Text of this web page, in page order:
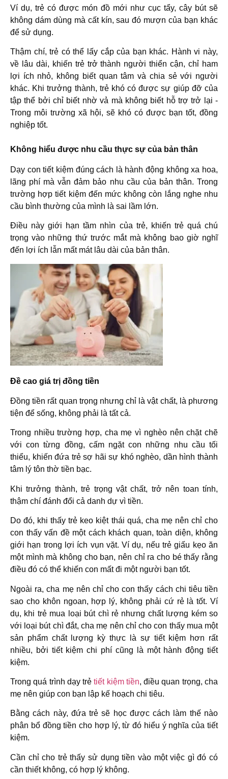
Ví dụ, trẻ có được món đồ mới như cục tẩy, cây bút sẽ
không dám dùng mà cất kín, sau đó mượn của bạn khác
để sử dụng.
Thậm chí, trẻ có thể lấy cắp của bạn khác. Hành vi này,
về lâu dài, khiến trẻ trở thành người thiển cận, chỉ ham
lợi ích nhỏ, không biết quan tâm và chia sẻ với người
khác. Khi trưởng thành, trẻ khó có được sự giúp đỡ của
tập thể bởi chỉ biết nhờ vả mà không biết hỗ trợ trở lại -
Trong môi trường xã hội, sẽ khó có được bạn tốt, đồng
nghiệp tốt.
Không hiểu được nhu cầu thực sự của bản thân
Dạy con tiết kiệm đúng cách là hành động không xa hoa,
lãng phí mà vẫn đảm bảo nhu cầu của bản thân. Trong
trường hợp tiết kiệm đến mức không còn lắng nghe nhu
cầu bình thường của mình là sai lầm lớn.
Điều này giới hạn tầm nhìn của trẻ, khiến trẻ quá chú
trọng vào những thứ trước mắt mà không bao giờ nghĩ
đến lợi ích lẫn mất mát lâu dài của bản thân.
Đề cao giá trị đồng tiền
Đồng tiền rất quan trọng nhưng chỉ là vật chất, là phương
tiện để sống, không phải là tất cả.
Trong nhiều trường hợp, cha mẹ vì nghèo nên chặt chẽ
với con từng đồng, cấm ngặt con những nhu cầu tối
thiểu, khiến đứa trẻ sợ hãi sự khó nghèo, dần hình thành
tâm lý tôn thờ tiền bạc.
Khi trưởng thành, trẻ trọng vật chất, trở nên toan tính,
thậm chí đánh đổi cả danh dự vì tiền.
Do đó, khi thấy trẻ keo kiệt thái quá, cha mẹ nên chỉ cho
con thấy vấn đề một cách khách quan, toàn diện, không
giới hạn trong lợi ích vụn vặt. Ví dụ, nếu trẻ giấu kẹo ăn
một mình mà không cho bạn, nên chỉ ra cho bé thấy rằng
điều đó có thể khiến con mất đi một người bạn tốt.
Ngoài ra, cha mẹ nên chỉ cho con thấy cách chi tiêu tiền
sao cho khôn ngoan, hợp lý, không phải cứ rẻ là tốt. Ví
dụ, khi trẻ mua loại bút chì rẻ nhưng chất lượng kém so
với loại bút chì đắt, cha mẹ nên chỉ cho con thấy mua một
sản phẩm chất lượng kỳ thực là sự tiết kiệm hơn rất
nhiều, bởi tiết kiệm chi phí cũng là một hành động tiết
kiệm.
Trong quá trình dạy trẻtiết kiệm tiền, điều quan trọng, cha
mẹ nên giúp con bạn lập kế hoạch chi tiêu.
Bằng cách này, đứa trẻ sẽ học được cách làm thế nào
phân bổ đồng tiền cho hợp lý, từ đó hiểu ý nghĩa của tiết
kiệm.
Cần chỉ cho trẻ thấy sử dụng tiền vào một việc gì đó có
cần thiết không, có hợp lý không.